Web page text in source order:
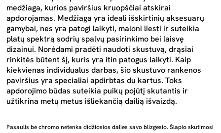
medžiaga, kurios paviršius kruopščiai atskirai
apdorojamas. Medžiaga yra ideali išskirtinių aksesuarų
gamybai, nes yra patogi laikyti, maloni liesti ir suteikia
platų spektrą sodrių spalvų pasirinkimo bei laisvę
dizainui. Norėdami pradėti naudoti skustuvą, drąsiai
rinkitės būtent šį, kuris yra itin patogus laikyti. Kaip
kiekvienas individualus darbas, šio skustuvo rankenos
paviršius yra specialiai apdirbtas du kartus. Toks
apdorojimo būdas suteikia puikų pojūtį skutantis ir
užtikrina metų metus išliekančią dailią išvaizdą.
Pasaulis be chromo netenka didžiosios dalies savo blizgesio. Šlapio skutimosi